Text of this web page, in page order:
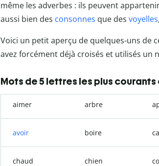
même les adverbes : ils peuvent
aussi bien des consonnes que des voyelles
Voici un petit aperçu de quelques-uns de
avez forcément déjà croisés et utilisés un
Mots de 5 lettres les plus courants
aimer arbre
avoir boire
chaud chien